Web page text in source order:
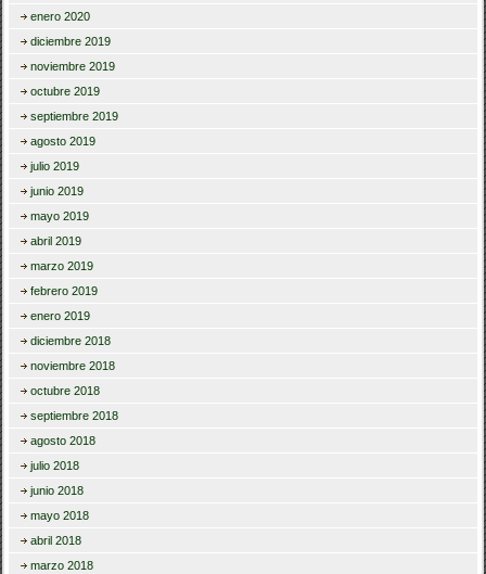
enero 2020
diciembre 2019
noviembre 2019
octubre 2019
septiembre 2019
agosto 2019
julio 2019
junio 2019
mayo 2019
abril 2019
marzo 2019
febrero 2019
enero 2019
diciembre 2018
noviembre 2018
octubre 2018
septiembre 2018
agosto 2018
julio 2018
junio 2018
mayo 2018
abril 2018
marzo 2018